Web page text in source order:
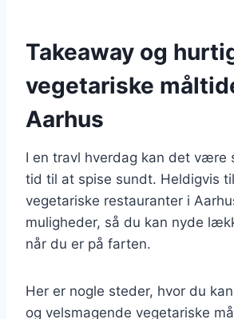
Takeaway og
vegetariske
Aarhus
I en travl hverdag kan det
tid til at spise sundt. Heldigvis
vegetariske restauranter i
muligheder, så du kan nyde
når du er på farten.
Her er nogle steder, hvor du
og velsmagende vegetariske